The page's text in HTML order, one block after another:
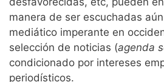
manera de ser escuchadas
mediático imperante en
selección de noticias (agenda
condicionado por intereses
periodísticos.